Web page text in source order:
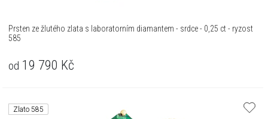
Prsten ze žlutého zlata s laboratorním diamantem - srdce - 0,25 ct - ryzost
585
od 19 790 Kč
Zlato 585